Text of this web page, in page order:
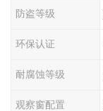
防盗等级
环保认证
耐腐蚀等级
观察窗配置